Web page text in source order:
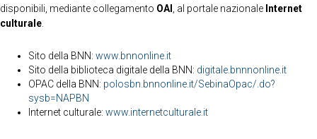
disponibili, mediante collegamento OAI , al portale nazionale Internet
culturale
Sito della BNN: www.bnnonline.it
Sito della biblioteca digitale della BNN: digitale.bnnnonline.it
OPAC della BNN: polosbn.bnnonline.it/SebinaOpac/.do?
sysb=NAPBN
Internet culturale: www.internetculturale.it